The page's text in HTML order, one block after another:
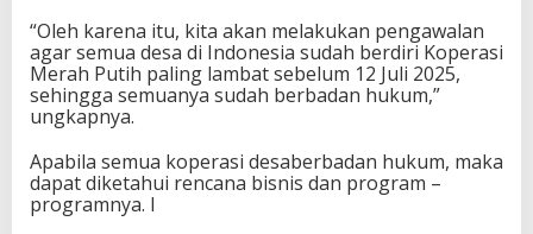
“Oleh karena itu, kita akan melakukan pengawalan
agar semua desa di Indonesia sudah berdiri Koperasi
Merah Putih paling lambat sebelum 12 Juli 2025,
sehingga semuanya sudah berbadan hukum,”
ungkapnya.
Apabila semua koperasi desaberbadan hukum, maka
dapat diketahui rencana bisnis dan program –
programnya. I